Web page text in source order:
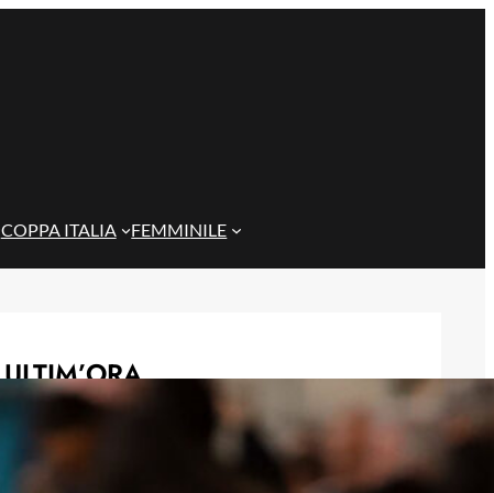
COPPA ITALIA FEMMINILE
ULTIM’ORA
Cagliari, si tratta per il ritorno di
Dossena: contatti avviati con il